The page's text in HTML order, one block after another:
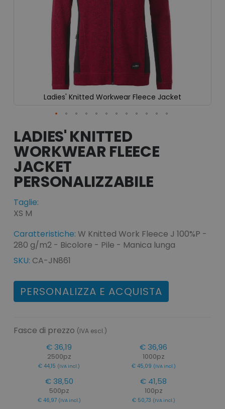
Ladies' Knitted Workwear Fleece Jacket
all'inizio
della
galleria
di
immagini
LADIES' KNITTED
WORKWEAR FLEECE
JACKET
Taglie:
XS M
Caratteristiche: W Knitted Work Fleece J 100%P -
280 g/m2 - Bicolore - Pile - Manica lunga
SKU: CA-JN861
PERSONALIZZA E ACQUISTA
Fasce di prezzo (IVA escl.)
€ 36,19
2500pz
€ 44,15 (IVA incl.)
€ 36,96
1000pz
€ 45,09 (IVA incl.)
€ 38,50
500pz
€ 46,97 (IVA incl.)
€ 41,58
100pz
€ 50,73 (IVA incl.)